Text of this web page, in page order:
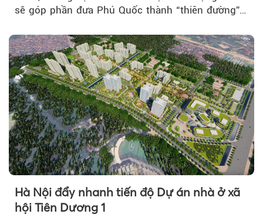
sẽ góp phần đưa Phú Quốc thành “thiên đường”
Hà Nội đẩy nhanh tiến độ Dự án nhà ở xã
hội Tiên Dương 1